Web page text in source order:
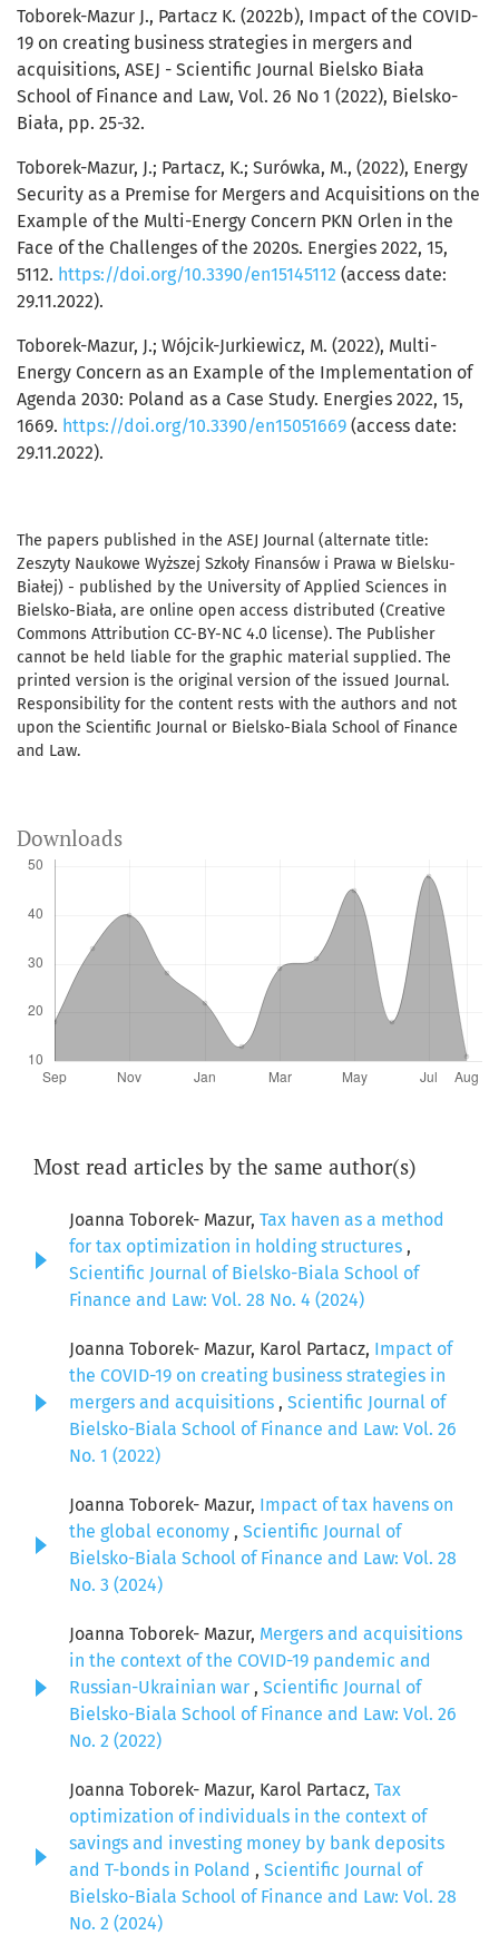
Toborek-Mazur J., Partacz K. (2022b), Impact of the COVID-
19 on creating business strategies in mergers and
acquisitions, ASEJ - Scientific Journal Bielsko Biała
School of Finance and Law, Vol. 26 No 1 (2022), Bielsko-
Biała, pp. 25-32.
Toborek-Mazur, J.; Partacz, K.; Surówka, M., (2022), Energy
Security as a Premise for Mergers and Acquisitions on the
Example of the Multi-Energy Concern PKN Orlen in the
Face of the Challenges of the 2020s. Energies 2022, 15,
5112. https://doi.org/10.3390/en15145112 (access date:
29.11.2022).
Toborek-Mazur, J.; Wójcik-Jurkiewicz, M. (2022), Multi-
Energy Concern as an Example of the Implementation of
Agenda 2030: Poland as a Case Study. Energies 2022, 15,
1669. https://doi.org/10.3390/en15051669 (access date:
29.11.2022).
The papers published in the ASEJ Journal (alternate title:
Zeszyty Naukowe Wyższej Szkoły Finansów i Prawa w Bielsku-
Białej) - published by the University of Applied Sciences in
Bielsko-Biała, are online open access distributed (Creative
Commons Attribution CC-BY-NC 4.0 license). The Publisher
cannot be held liable for the graphic material supplied. The
printed version is the original version of the issued Journal.
Responsibility for the content rests with the authors and not
upon the Scientific Journal or Bielsko-Biala School of Finance
and Law.
Downloads
Most read articles by the same author(s)
Joanna Toborek- Mazur, Tax haven as a method
for tax optimization in holding structures ,
Scientific Journal of Bielsko-Biala School of
Finance and Law: Vol. 28 No. 4 (2024)
Joanna Toborek- Mazur, Karol Partacz, Impact of
the COVID-19 on creating business strategies in
mergers and acquisitions , Scientific Journal of
Bielsko-Biala School of Finance and Law: Vol. 26
No. 1 (2022)
Joanna Toborek- Mazur, Impact of tax havens on
the global economy , Scientific Journal of
Bielsko-Biala School of Finance and Law: Vol. 28
No. 3 (2024)
Joanna Toborek- Mazur, Mergers and acquisitions
in the context of the COVID-19 pandemic and
Russian-Ukrainian war , Scientific Journal of
Bielsko-Biala School of Finance and Law: Vol. 26
No. 2 (2022)
Joanna Toborek- Mazur, Karol Partacz, Tax
optimization of individuals in the context of
savings and investing money by bank deposits
and T-bonds in Poland , Scientific Journal of
Bielsko-Biala School of Finance and Law: Vol. 28
No. 2 (2024)